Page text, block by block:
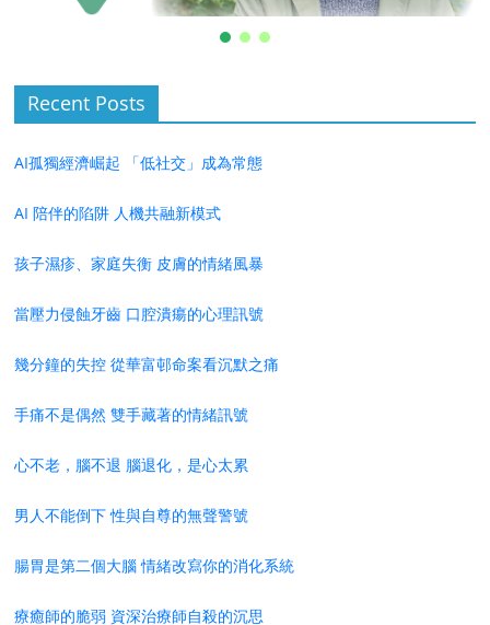
Recent Posts
AI孤獨經濟崛起 「低社交」成為常態
AI 陪伴的陷阱 人機共融新模式
孩子濕疹、家庭失衡 皮膚的情緒風暴
當壓力侵蝕牙齒 口腔潰瘍的心理訊號
幾分鐘的失控 從華富邨命案看沉默之痛
手痛不是偶然 雙手藏著的情緒訊號
心不老，腦不退 腦退化，是心太累
男人不能倒下 性與自尊的無聲警號
腸胃是第二個大腦 情緒改寫你的消化系統
療癒師的脆弱 資深治療師自殺的沉思